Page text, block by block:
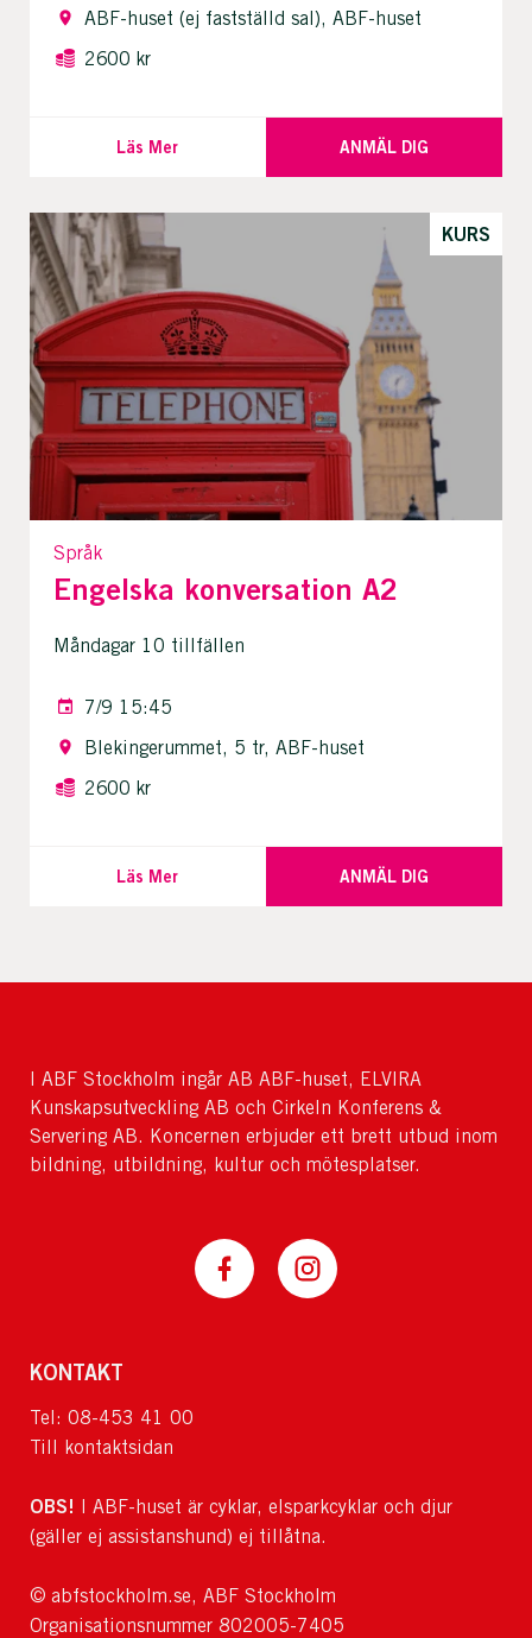
ABF-huset (ej fastställd sal), ABF-huset
2600 kr
Läs Mer ANMÄL DIG
KURS
Språk
Engelska konversation A2
Måndagar 10 tillfällen
7/9 15:45
Blekingerummet, 5 tr, ABF-huset
2600 kr
Läs Mer ANMÄL DIG
I ABF Stockholm ingår AB ABF-huset, ELVIRA
Kunskapsutveckling AB och Cirkeln Konferens &
Servering AB. Koncernen erbjuder ett brett utbud inom
bildning, utbildning, kultur och mötesplatser.
KONTAKT
Tel: 08-453 41 00
Till kontaktsidan
OBS! I ABF-huset är cyklar, elsparkcyklar och djur
(gäller ej assistanshund) ej tillåtna.
© abfstockholm.se, ABF Stockholm
Organisationsnummer 802005-7405